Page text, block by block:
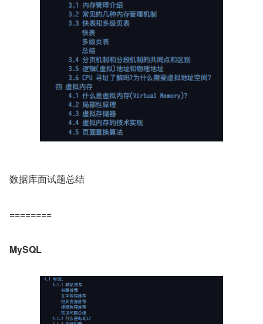
数据库面试题总结
========
MySQL